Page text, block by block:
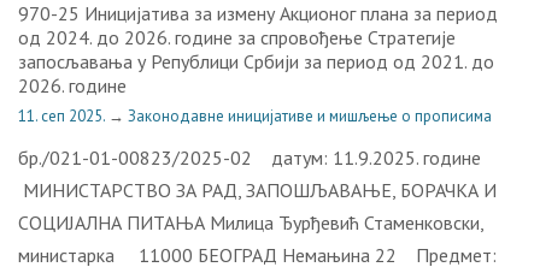
970-25 Иницијатива за измену Акционог плана за период
од 2024. до 2026. године за спровођење Стратегије
запосљавања у Републици Србији за период од 2021. до
2026. године
11. сеп 2025. → Законодавне иницијативе и мишљење о прописима
бр./021-01-00823/2025-02 датум: 11.9.2025. године
МИНИСТАРСТВО ЗА РАД, ЗАПОШЉАВАЊЕ, БОРАЧКА И
СОЦИЈАЛНА ПИТАЊА Милица Ђурђевић Стаменковски,
министарка 11000 БЕОГРАД Немањина 22 Предмет: